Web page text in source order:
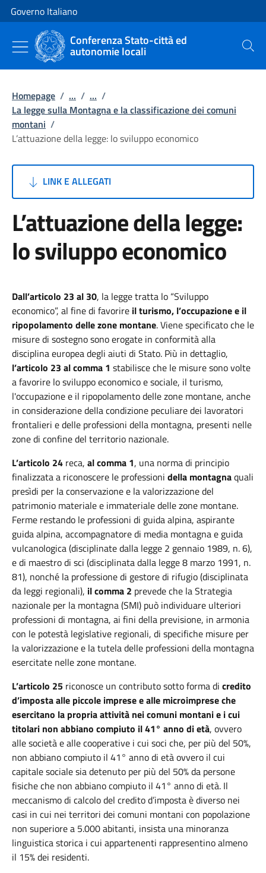
Vai al contenuto
Vai alla navigazione del sito
Governo Italiano
Conferenza Stato-città ed
autonomie locali Cerca
Homepage / ... / ... /
La legge sulla Montagna e la classificazione dei comuni
montani /
L’attuazione della legge: lo sviluppo economico
LINK E ALLEGATI
L’attuazione della legge:
lo sviluppo economico
Dall’articolo 23 al 30, la legge tratta lo “Sviluppo
economico”, al fine di favorire il turismo, l’occupazione e il
ripopolamento delle zone montane. Viene specificato che le
misure di sostegno sono erogate in conformità alla
disciplina europea degli aiuti di Stato. Più in dettaglio,
l’articolo 23 al comma 1 stabilisce che le misure sono volte
a favorire lo sviluppo economico e sociale, il turismo,
l'occupazione e il ripopolamento delle zone montane, anche
in considerazione della condizione peculiare dei lavoratori
frontalieri e delle professioni della montagna, presenti nelle
zone di confine del territorio nazionale.
L’articolo 24 reca, al comma 1, una norma di principio
finalizzata a riconoscere le professioni della montagnaquali
presìdi per la conservazione e la valorizzazione del
patrimonio materiale e immateriale delle zone montane.
Ferme restando le professioni di guida alpina, aspirante
guida alpina, accompagnatore di media montagna e guida
vulcanologica (disciplinate dalla legge 2 gennaio 1989, n. 6),
e di maestro di sci (disciplinata dalla legge 8 marzo 1991, n.
81), nonché la professione di gestore di rifugio (disciplinata
da leggi regionali), il comma 2 prevede che la Strategia
nazionale per la montagna (SMI) può individuare ulteriori
professioni di montagna, ai fini della previsione, in armonia
con le potestà legislative regionali, di specifiche misure per
la valorizzazione e la tutela delle professioni della montagna
esercitate nelle zone montane.
L’articolo 25 riconosce un contributo sotto forma di credito
d’imposta alle piccole imprese e alle microimprese che
esercitano la propria attività nei comuni montani e i cui
titolari non abbiano compiuto il 41° anno di età, ovvero
alle società e alle cooperative i cui soci che, per più del 50%,
non abbiano compiuto il 41° anno di età ovvero il cui
capitale sociale sia detenuto per più del 50% da persone
fisiche che non abbiano compiuto il 41° anno di età. Il
meccanismo di calcolo del credito d’imposta è diverso nei
casi in cui nei territori dei comuni montani con popolazione
non superiore a 5.000 abitanti, insista una minoranza
linguistica storica i cui appartenenti rappresentino almeno
il 15% dei residenti.